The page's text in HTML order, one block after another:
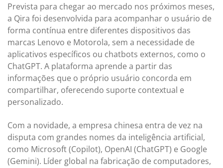
Prevista para chegar ao mercado nos próximos meses,
a Qira foi desenvolvida para acompanhar o usuário de
forma contínua entre diferentes dispositivos das
marcas Lenovo e Motorola, sem a necessidade de
aplicativos específicos ou chatbots externos, como o
ChatGPT. A plataforma aprende a partir das
informações que o próprio usuário concorda em
compartilhar, oferecendo suporte contextual e
personalizado.
Com a novidade, a empresa chinesa entra de vez na
disputa com grandes nomes da inteligência artificial,
como Microsoft (Copilot), OpenAI (ChatGPT) e Google
(Gemini). Líder global na fabricação de computadores,